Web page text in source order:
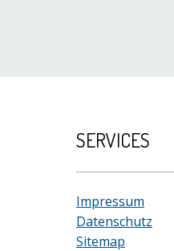
SERVICES
Impressum
Datenschutz
Sitemap